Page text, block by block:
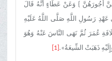
أُجُورَهُنَّ } وَعَنْ عَطَاءٍ أَنَّهُ قَالَ
عَهْدِ رَسُولِ اللَّهِ صَلَّى اللَّهُ عَلَیْهِ
عُمَرَ ثُمَّ نَهَى النَّاسَ عَنْهُ وَهُوَ
ذَهَبَتْ الشِّیعَةُ». [1]